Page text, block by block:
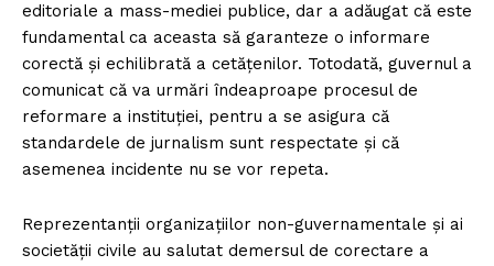
editoriale a mass-mediei publice, dar a adăugat că este
fundamental ca aceasta să garanteze o informare
corectă și echilibrată a cetățenilor. Totodată, guvernul a
comunicat că va urmări îndeaproape procesul de
reformare a instituției, pentru a se asigura că
standardele de jurnalism sunt respectate și că
asemenea incidente nu se vor repeta.
Reprezentanții organizațiilor non-guvernamentale și ai
societății civile au salutat demersul de corectare a